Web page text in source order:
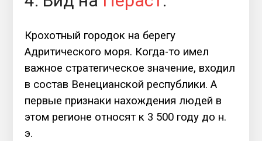
Крохотный городок на берегу
Адритического моря. Когда-то имел
важное стратегическое значение, входил
в состав Венецианской республики. А
первые признаки нахождения людей в
этом регионе относят к 3 500 году до н.
э.